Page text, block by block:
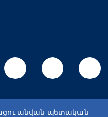
անվան պետական